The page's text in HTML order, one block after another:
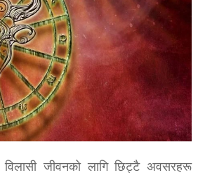
जीवनको लागि छिट्टै अवसरहरू